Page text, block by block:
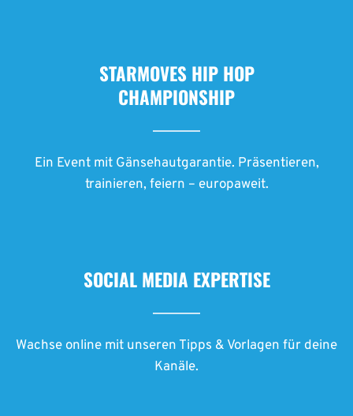
STARMOVES HIP HOP
CHAMPIONSHIP
Ein Event mit Gänsehautgarantie. Präsentieren,
trainieren, feiern – europaweit.
SOCIAL MEDIA EXPERTISE
Wachse online mit unseren Tipps & Vorlagen für deine
Kanäle.